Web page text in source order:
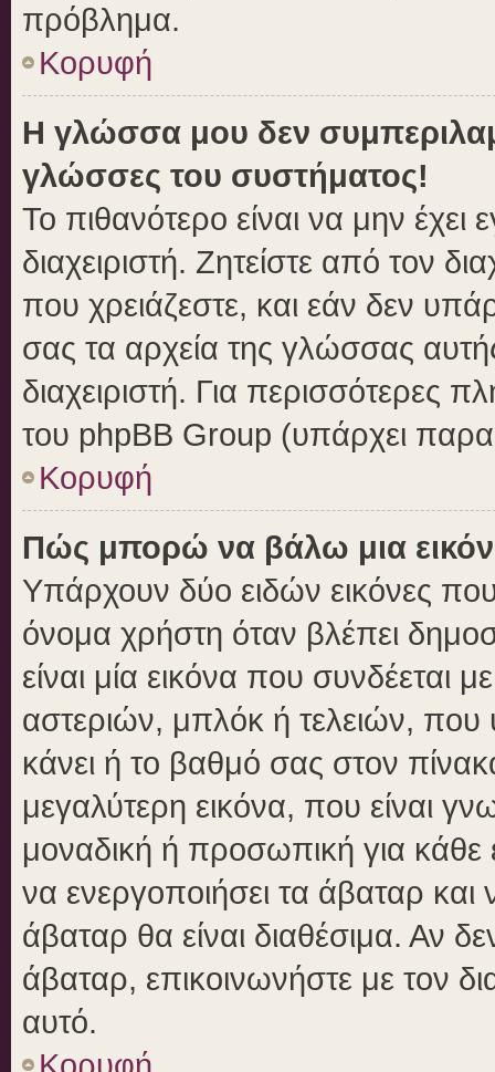
πρόβλημα.
Κορυφή
Η γλώσσα μου δεν
γλώσσες του συστήματος!
Το πιθανότερο είναι να μην
διαχειριστή. Ζητείστε από τον
που χρειάζεστε, και εάν δεν
σας τα αρχεία της γλώσσας
διαχειριστή. Για περισσότερες
του phpBB Group (υπάρχει
Κορυφή
Πώς μπορώ να βάλω μια
Υπάρχουν δύο ειδών εικόνες
όνομα χρήστη όταν βλέπει
είναι μία εικόνα που
αστεριών, μπλόκ ή τελειών, που
κάνει ή το βαθμό σας στον
μεγαλύτερη εικόνα, που είναι
μοναδική ή προσωπική για κάθε
να ενεργοποιήσει τα άβαταρ και
άβαταρ θα είναι διαθέσιμα. Αν
άβαταρ, επικοινωνήστε με τον
αυτό.